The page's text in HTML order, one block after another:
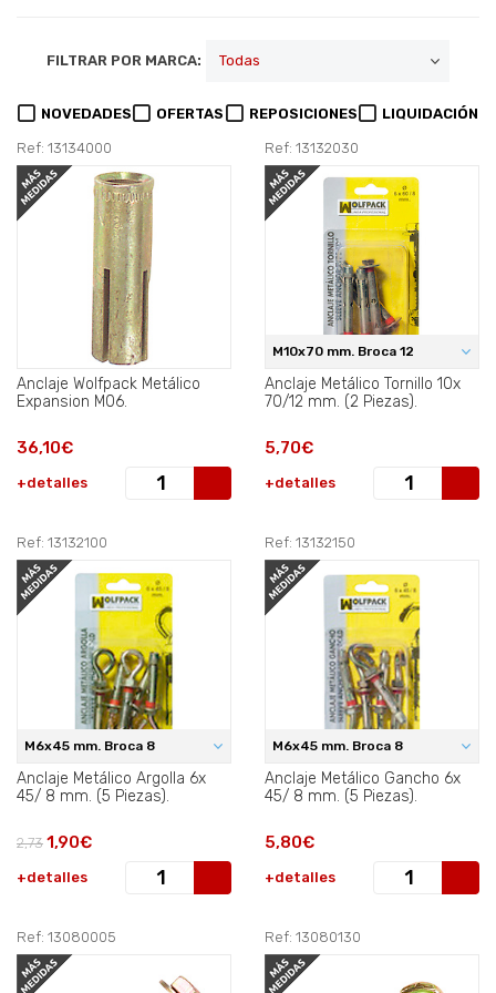
FILTRAR POR MARCA:
NOVEDADES OFERTAS REPOSICIONES LIQUIDACIÓN
Ref: 13134000
Anclaje Wolfpack Metálico
Expansion M06.
36,10€
+detalles
Ref: 13132030
M10x70 mm. Broca 12
Anclaje Metálico Tornillo 10x
70/12 mm. (2 Piezas).
5,70€
+detalles
Ref: 13132100
M6x45 mm. Broca 8
Anclaje Metálico Argolla 6x
45/ 8 mm. (5 Piezas).
2,73 1,90€
+detalles
Ref: 13132150
M6x45 mm. Broca 8
Anclaje Metálico Gancho 6x
45/ 8 mm. (5 Piezas).
5,80€
+detalles
Ref: 13080005 Ref: 13080130